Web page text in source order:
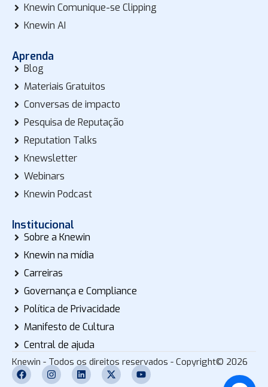
Knewin Comunique-se Clipping
Knewin AI
Aprenda
Blog
Materiais Gratuitos
Conversas de impacto
Pesquisa de Reputação
Reputation Talks
Knewsletter
Webinars
Knewin Podcast
Institucional
Sobre a Knewin
Knewin na mídia
Carreiras
Governança e Compliance
Política de Privacidade
Manifesto de Cultura
Central de ajuda
Knewin - Todos os direitos reservados - Copyright© 2026